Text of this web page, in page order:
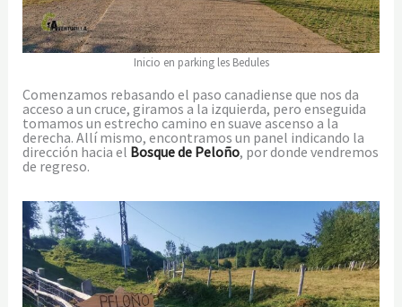
Inicio en parking les Bedules
Comenzamos rebasando el paso canadiense que nos da
acceso a un cruce, giramos a la izquierda, pero enseguida
tomamos un estrecho camino en suave ascenso a la
derecha. Allí mismo, encontramos un panel indicando la
dirección hacia el Bosque de Peloño, por donde vendremos
de regreso.